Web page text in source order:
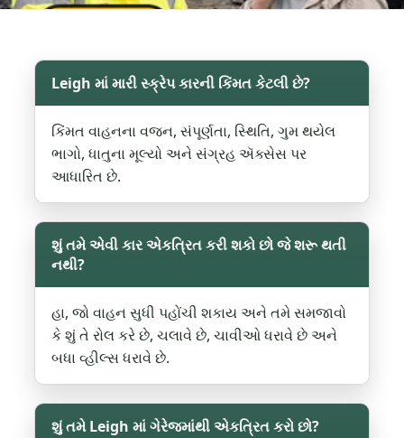
Leigh માં મારી સ્ક્રેપ કારની કિંમત કેટલી છે?
કિંમત વાહનના વજન, સંપૂર્ણતા, સ્થિતિ, ગુમ થયેલ
ભાગો, ધાતુના મૂલ્યો અને સંગ્રહ ઍક્સેસ પર
આધારિત છે.
શું તમે એવી કાર એકત્રિત કરી શકો છો જે શરૂ થતી
નથી?
હા, જો વાહન સુધી પહોંચી શકાય અને તમે સમજાવો
કે શું તે રોલ કરે છે, ચલાવે છે, ચાવીઓ ધરાવે છે અને
બધા વ્હીલ્સ ધરાવે છે.
શું તમે Leigh માં ગેરેજમાંથી એકત્રિત કરો છો?